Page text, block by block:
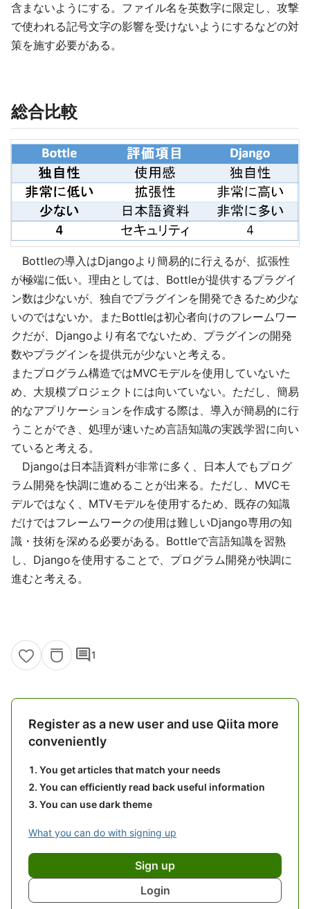
含まないようにする。ファイル名を英数字に限定し、攻撃
で使われる記号文字の影響を受けないようにするなどの対
策を施す必要がある。
総合比較
Bottleの導入はDjangoより簡易的に行えるが、拡張性
が極端に低い。理由としては、Bottleが提供するプラグイ
ン数は少ないが、独自でプラグインを開発できるため少な
いのではないか。またBottleは初心者向けのフレームワー
クだが、Djangoより有名でないため、プラグインの開発
数やプラグインを提供元が少ないと考える。
またプログラム構造ではMVCモデルを使用していないた
め、大規模プロジェクトには向いていない。ただし、簡易
的なアプリケーションを作成する際は、導入が簡易的に行
うことができ、処理が速いため言語知識の実践学習に向い
ていると考える。
Djangoは日本語資料が非常に多く、日本人でもプログ
ラム開発を快調に進めることが出来る。ただし、MVCモ
デルではなく、MTVモデルを使用するため、既存の知識
だけではフレームワークの使用は難しいDjango専用の知
識・技術を深める必要がある。Bottleで言語知識を習熟
し、Djangoを使用することで、プログラム開発が快調に
進むと考える。
comment1
Register as a new user and use Qiita more
conveniently
You get articles that match your needs
You can efficiently read back useful information
You can use dark theme
What you can do with signing up
Sign up
Login